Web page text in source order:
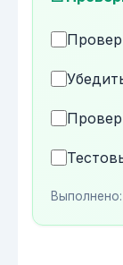
Выполнено: